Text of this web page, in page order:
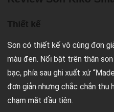
Thiết kế
Son có thiết kế vô cùng đơn
màu đen. Nổi bật trên thân
bạc, phía sau ghi xuất xứ
đơn giản nhưng chắc chắn thu
chạm mặt đầu tiên.